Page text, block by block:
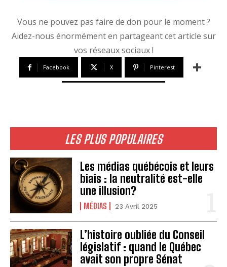
LES PLUS POPULAIRES
Les médias québécois et leurs
biais : la neutralité est-elle
une illusion?
MÉDIAS 23 Avril 2025
L’histoire oubliée du Conseil
législatif : quand le Québec
avait son propre Sénat
Vous ne pouvez pas faire de don pour le moment ?
Aidez-nous énormément en partageant cet article sur
vos réseaux sociaux !
Facebook X Pinterest